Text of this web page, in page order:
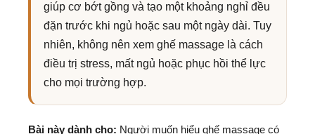
giúp cơ bớt gồng và tạo một khoảng nghỉ đều
đặn trước khi ngủ hoặc sau một ngày dài. Tuy
nhiên, không nên xem ghế massage là cách
điều trị stress, mất ngủ hoặc phục hồi thể lực
cho mọi trường hợp.
Bài này dành cho: Người muốn hiểu ghế massage có